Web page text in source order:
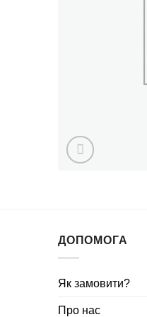
ДОПОМОГА
Як замовити?
Про нас